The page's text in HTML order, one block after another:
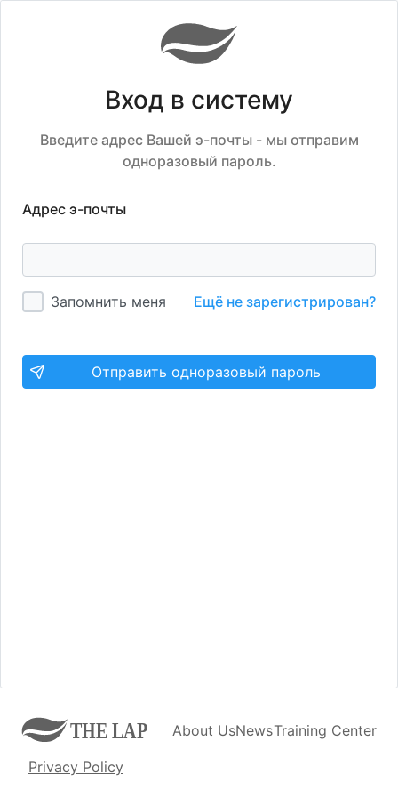
Вход в систему
Введите адрес Вашей э-почты - мы отправим
одноразовый пароль.
Адрес э-почты
Запомнить меня Ещё не зарегистрирован?
Отправить одноразовый пароль
About UsNewsTraining Center
Privacy Policy